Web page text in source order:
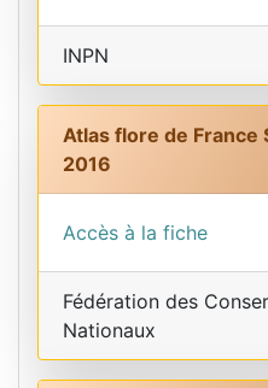
INPN
Atlas flore de France
2016
Accès à la fiche
Fédération des
Nationaux